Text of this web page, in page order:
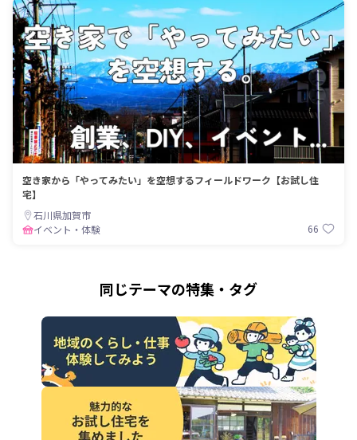
空き家から「やってみたい」を空想するフィールドワーク【お試し住
宅】
石川県加賀市
イベント・体験
66
同じテーマの特集・タグ